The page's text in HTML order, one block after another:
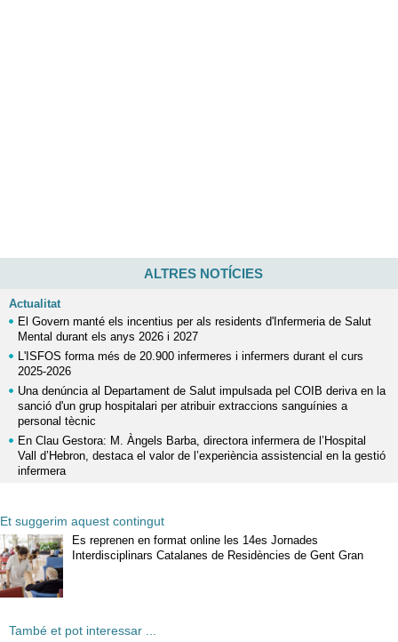
ALTRES NOTÍCIES
Actualitat
El Govern manté els incentius per als residents d'Infermeria de Salut
Mental durant els anys 2026 i 2027
L'ISFOS forma més de 20.900 infermeres i infermers durant el curs
2025-2026
Una denúncia al Departament de Salut impulsada pel COIB deriva en la
sanció d'un grup hospitalari per atribuir extraccions sanguínies a
personal tècnic
En Clau Gestora: M. Àngels Barba, directora infermera de l’Hospital
Vall d’Hebron, destaca el valor de l’experiència assistencial en la gestió
infermera
Et suggerim aquest contingut
Es reprenen en format online les 14es Jornades
Interdisciplinars Catalanes de Residències de Gent Gran
També et pot interessar ...